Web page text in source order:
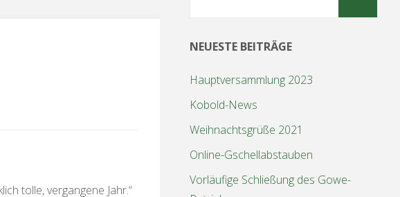
tolle, vergangene Jahr.“
NEUESTE BEITRÄGE
Hauptversammlung 2023
Kobold-News
Weihnachtsgrüße 2021
Online-Gschellabstauben
Vorläufige Schließung des Gowe-